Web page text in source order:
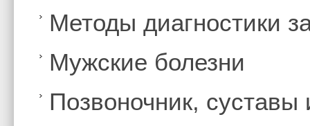
Методы диагностики
Мужские болезни
Позвоночник,